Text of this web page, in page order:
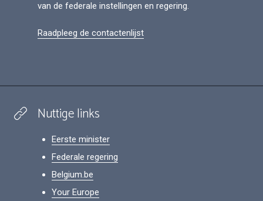
van de federale instellingen en regering.
Raadpleeg de contactenlijst
Nuttige links
Eerste minister
Federale regering
Belgium.be
Your Europe